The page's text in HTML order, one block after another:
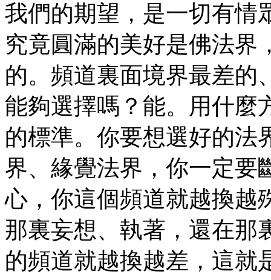
我們的期望，是一切有情
究竟圓滿的美好是佛法界
的。頻道裏面境界最差的
能夠選擇嗎？能。用什麼
的標準。你要想選好的法
界、緣覺法界，你一定要
心，你這個頻道就越換越
那裏妄想、執著，還在那
的頻道就越換越差，這就